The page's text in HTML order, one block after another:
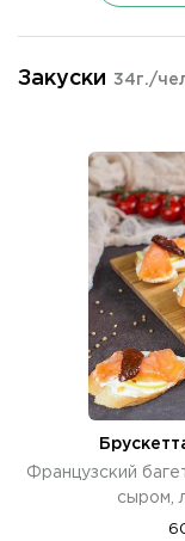
Закуски 34г./
Французский
сыром,